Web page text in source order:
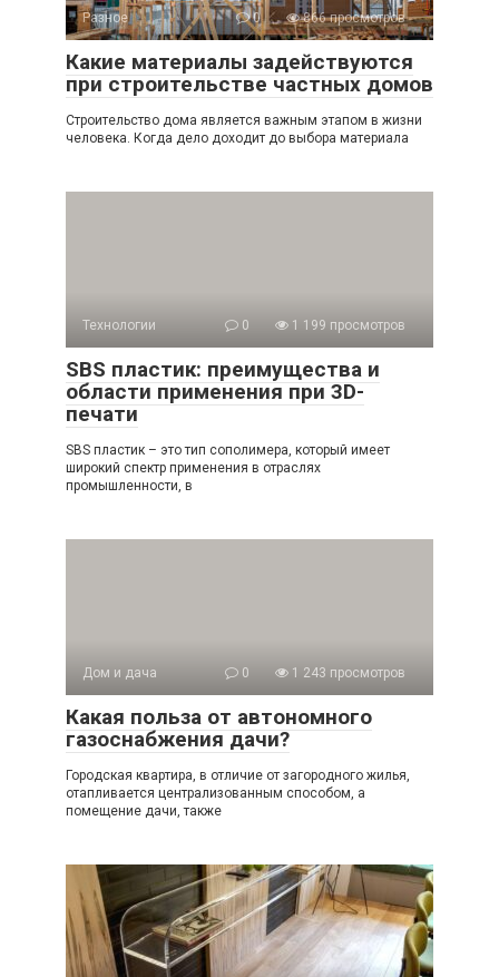
Разное 0 866 просмотров
Какие материалы задействуются
при строительстве частных домов
Строительство дома является важным этапом в жизни
человека. Когда дело доходит до выбора материала
Технологии 0 1 199 просмотров
SBS пластик: преимущества и
области применения при 3D-
печати
SBS пластик – это тип сополимера, который имеет
широкий спектр применения в отраслях
промышленности, в
Дом и дача 0 1 243 просмотров
Какая польза от автономного
газоснабжения дачи?
Городская квартира, в отличие от загородного жилья,
отапливается централизованным способом, а
помещение дачи, также